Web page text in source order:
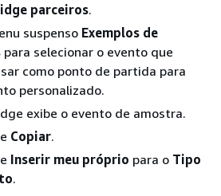
parceiros.
suspenso Exemplos de
para selecionar o evento que
como ponto de partida para
personalizado.
exibe o evento de amostra.
Copiar.
Inserir meu próprio para o Tipo
.